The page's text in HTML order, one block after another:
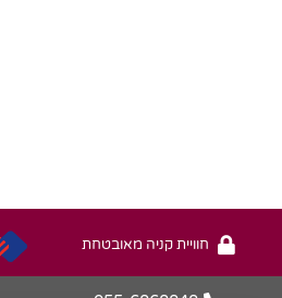
חוויית קניה מאובטחת